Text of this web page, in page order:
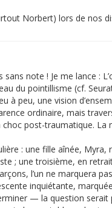
Norbert) lors de nos
note ! Je me lance :
du pointillisme (cf.
à peu, une vision
ordinaire, mais
post-traumatique.
: une fille aînée,
; une troisième, en
l’un ne marquera
inquiétante,
— la question serait